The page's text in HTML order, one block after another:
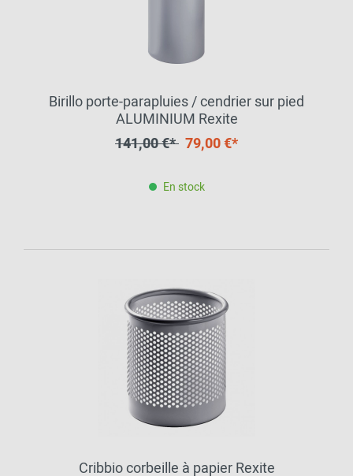
Birillo porte-parapluies / cendrier sur pied
ALUMINIUM Rexite
141,00 €* 79,00 €*
En stock
Cribbio corbeille à papier Rexite